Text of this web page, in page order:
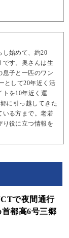
し始めて、約20
です。奥さんは生
息子と一匹のワン
として20年近く活
トを10年近く運
に引っ越してきた
いる方まで。老若
り役に立つ情報を
で夜間通行
都高6号三郷